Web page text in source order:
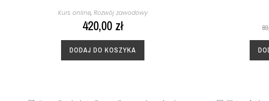
Kurs online, Rozwój zawodowy
420,00 zł
DODAJ DO KOSZYKA